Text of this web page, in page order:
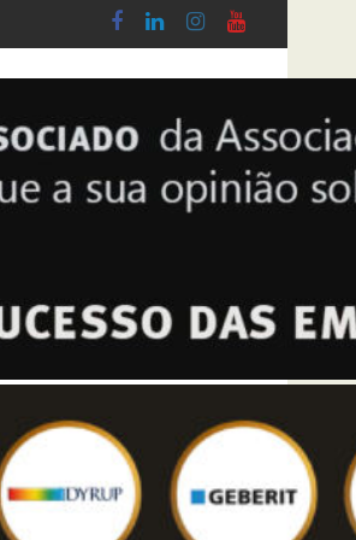
Síntese Inquérito de Conjuntura – 2º